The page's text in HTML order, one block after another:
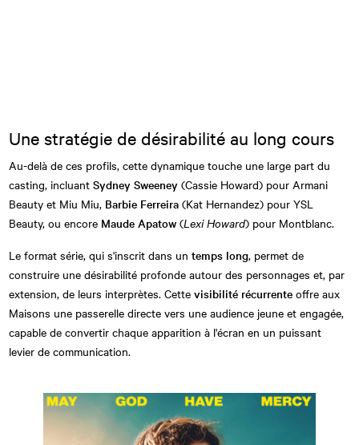
Une stratégie de désirabilité au long cours
Au-delà de ces profils, cette dynamique touche une large part du
casting, incluantSydney Sweeney (Cassie Howard) pour Armani
Beauty et Miu Miu, Barbie Ferreira (Kat Hernandez) pour YSL
Beauty, ou encore Maude Apatow (Lexi Howard) pour Montblanc.
Le format série, qui s'inscrit dans untemps long, permet de
construire une désirabilité profonde autour des personnages et, par
extension, de leurs interprètes. Cettevisibilité récurrente offre aux
Maisons une passerelle directe vers une audience jeune et engagée,
capable de convertir chaque apparition à l'écran en un puissant
levier de communication.